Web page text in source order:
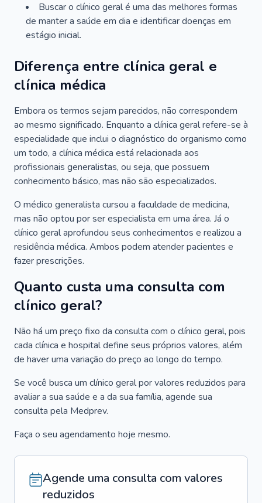
Buscar o clínico geral é uma das melhores formas
de manter a saúde em dia e identificar doenças em
estágio inicial.
Diferença entre clínica geral e
clínica médica
Embora os termos sejam parecidos, não correspondem
ao mesmo significado. Enquanto a clínica geral refere-se à
especialidade que inclui o diagnóstico do organismo como
um todo, a clínica médica está relacionada aos
profissionais generalistas, ou seja, que possuem
conhecimento básico, mas não são especializados.
O médico generalista cursou a faculdade de medicina,
mas não optou por ser especialista em uma área. Já o
clínico geral aprofundou seus conhecimentos e realizou a
residência médica. Ambos podem atender pacientes e
fazer prescrições.
Quanto custa uma consulta com
clínico geral?
Não há um preço fixo da consulta com o clínico geral, pois
cada clínica e hospital define seus próprios valores, além
de haver uma variação do preço ao longo do tempo.
Se você busca um clínico geral por valores reduzidos para
avaliar a sua saúde e a da sua família, agende sua
consulta pela Medprev.
Faça o seu agendamento hoje mesmo.
Agende uma consulta com valores
reduzidos